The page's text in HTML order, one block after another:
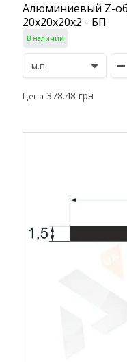
Алюминиевый Z-
20х20х20х2 - БП
В наличии
Цена 378.48 грн